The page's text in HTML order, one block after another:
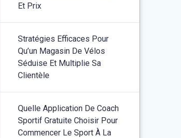
Et Prix
Stratégies Efficaces Pour
Qu’un Magasin De Vélos
Séduise Et Multiplie Sa
Clientèle
Quelle Application De Coach
Sportif Gratuite Choisir Pour
Commencer Le Sport À La